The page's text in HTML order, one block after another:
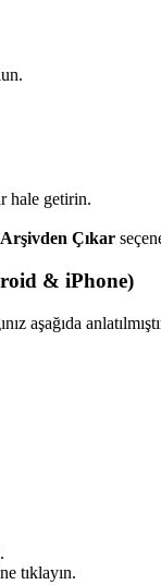
hale getirin.
Arşivden Çıkar
& iPhone)
aşağıda
tıklayın.